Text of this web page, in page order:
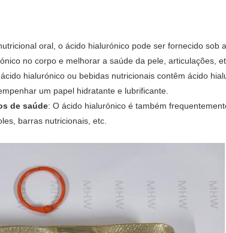
oral, o ácido hialurónico pode ser fornecido
no corpo e melhorar a saúde da pele, articulações,
hialurónico ou bebidas nutricionais contêm ácido
um papel hidratante e lubrificante.
de saúde: O ácido hialurónico é também
barras nutricionais, etc.